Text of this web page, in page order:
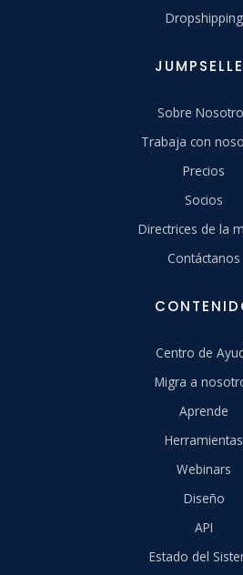
Dropshipping
Sobre
Trabaja con
Precios
Socios
Directrices de la
Contáctanos
Centro de
Migra a
Aprende
Herramientas
Webinars
Diseño
API
Estado del